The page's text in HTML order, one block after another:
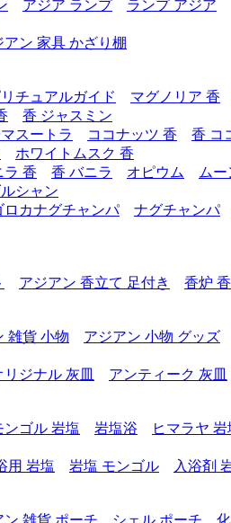
アジア ランプ
ランプ アジア
アン 家具 かざり棚
チュアルガイド
マグノリア 香
香 ジャスミン
スートラ ココナッツ 香
香 コ
ホワイトムスク 香
ラ 香 香 バニラ オピウム
ムー
シャン
ロカナグチャンパ
ナグチャンパ
アジアン 香立て 足付き 香炉
雑貨 小物
アジアン 小物 グッズ
リジナル 灰皿 アンティーク 灰皿
ンゴル 岩塩 岩塩浴
ヒマラヤ
用 岩塩 岩塩 モンゴル 入浴剤
ン 雑貨 ポーチ シェル ポーチ